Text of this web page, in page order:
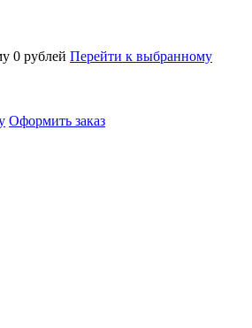
0 рублей Перейти к выбранному
Оформить заказ